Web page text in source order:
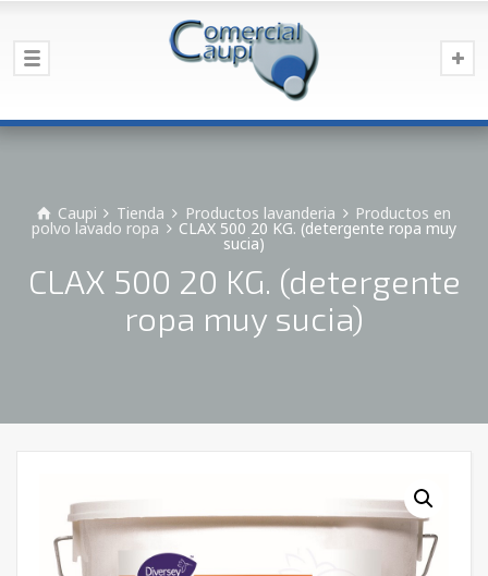
Caupi Tienda Productos lavanderia Productos en
polvo lavado ropa CLAX 500 20 KG. (detergente ropa muy
sucia)
CLAX 500 20 KG. (detergente
ropa muy sucia)